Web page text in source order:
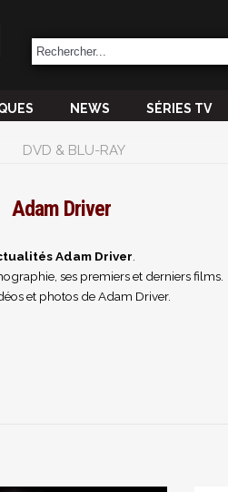
NEWS SÉRIES TV
DVD & BLU-RAY
Adam Driver
Adam Driver
ses premiers et derniers films.
et photos de Adam Driver.